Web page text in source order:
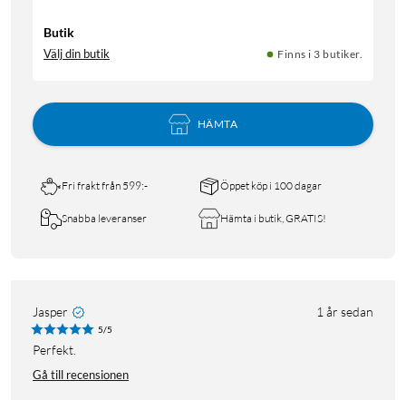
Butik
Välj din butik Finns i 3 butiker.
HÄMTA
Fri frakt från 599:- Öppet köp i 100 dagar
Snabba leveranser Hämta i butik, GRATIS!
Jasper 1 år sedan
5/5
Perfekt.
Gå till recensionen